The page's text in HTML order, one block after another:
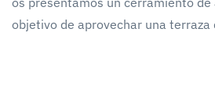
objetivo de aprovechar una terraza